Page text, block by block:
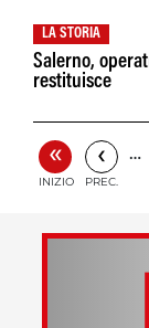
LA STORIA
Salerno,
restituisce
«
INIZIO
‹
PREC.
…